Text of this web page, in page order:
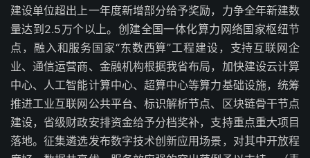
建设单位超出上一年度新增部分给予奖励，力争全年新建数
量达到2.5万个以上。创建全国一体化算力网络国家枢纽节
点，融入和服务国家“东数西算”工程建设，支持互联网企
业、通信运营商、金融机构根据我省布局，加快建设云计算
中心、人工智能计算中心、超算中心等算力基础设施，统筹
推进工业互联网公共平台、标识解析节点、区块链骨干节点
建设，省级财政安排资金给予分档奖补，支持重点重大项目
落地。征集遴选发布数字技术创新应用场景，对其中开放程